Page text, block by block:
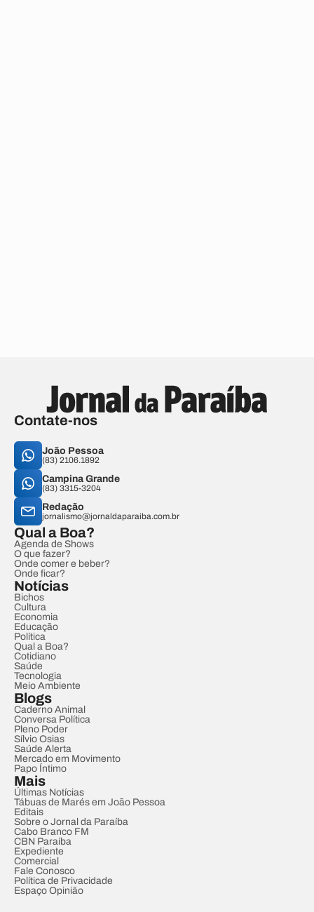
Contate-nos
João Pessoa
(83) 2106.1892
Campina Grande
(83) 3315-3204
Redação
jornalismo@jornaldaparaiba.com.br
Qual a Boa?
Agenda de Shows
O que fazer?
Onde comer e beber?
Onde ficar?
Notícias
Bichos
Cultura
Economia
Educação
Política
Qual a Boa?
Cotidiano
Saúde
Tecnologia
Meio Ambiente
Blogs
Caderno Animal
Conversa Política
Pleno Poder
Sílvio Osias
Saúde Alerta
Mercado em Movimento
Papo Íntimo
Mais
Últimas Notícias
Tábuas de Marés em João Pessoa
Editais
Sobre o Jornal da Paraíba
Cabo Branco FM
CBN Paraíba
Expediente
Comercial
Fale Conosco
Política de Privacidade
Espaço Opinião